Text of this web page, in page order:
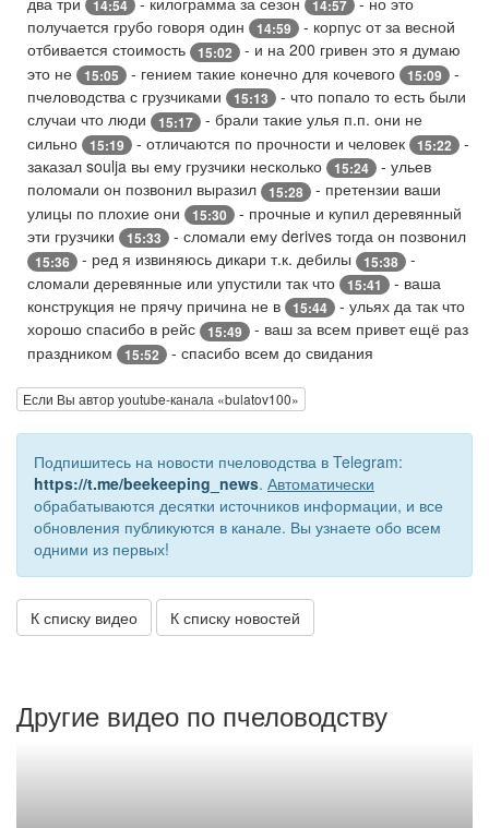
14:54 14:57
получается грубо говоря один
14:59
- корпус от за весной
отбивается стоимость
15:02
- и на 200 гривен это я думаю
это не
15:05 - гением такие конечно для кочевого 15:09
-
пчеловодства с грузчиками
15:13
- что попало то есть были
случаи что люди
15:17
- брали такие улья п.п. они не
сильно
15:19 - отличаются по прочности и человек 15:22
-
заказал soulja вы ему грузчики несколько
15:24
- ульев
поломали он позвонил выразил
15:28
- претензии ваши
улицы по плохие они
15:30
- прочные и купил деревянный
эти грузчики
15:33 - сломали ему derives тогда он позвонил
15:36 - ред я извиняюсь дикари т.к. дебилы 15:38
-
сломали деревянные или упустили так что
15:41
- ваша
конструкция не прячу причина не в
15:44
- ульях да так что
хорошо спасибо в рейс
15:49
- ваш за всем привет ещё раз
праздником
15:52 - спасибо всем до свидания
Если Вы автор youtube-канала «bulatov100»
Подпишитесь на новости пчеловодства в Telegram:
https://t.me/beekeeping_news. Автоматически
обрабатываются десятки источников информации, и все
обновления публикуются в канале. Вы узнаете обо всем
одними из первых!
К списку видео К списку новостей
Другие видео по пчеловодству